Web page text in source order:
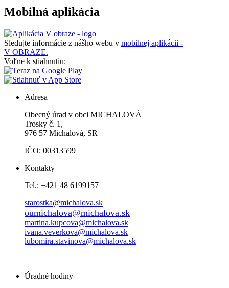
Mobilná aplikácia
Sledujte informácie z nášho webu v mobilnej aplikácii -
V OBRAZE.
Voľne k stiahnutiu:
Adresa
Obecný úrad v obci MICHALOVÁ
Trosky č. 1,
976 57 Michalová, SR
IČO: 00313599
Kontakty
Tel.: +421 48 6199157
starostka@michalova.sk
oumichalova@michalova.sk
martina.kupcova@michalova.sk
ivana.veverkova@michalova.sk
lubomira.stavinova@michalova.sk
Úradné hodiny